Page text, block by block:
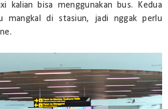
kalian bisa menggunakan bus. Kedua
mangkal di stasiun, jadi nggak perlu